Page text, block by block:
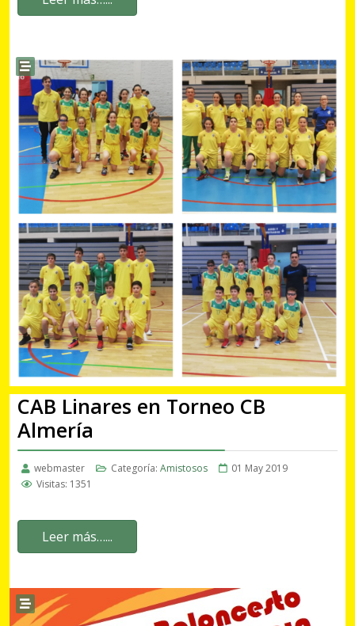
CAB Linares en Torneo CB
Almería
webmaster Categoría: Amistosos
01 May 2019
Visitas: 1351
Leer más…...